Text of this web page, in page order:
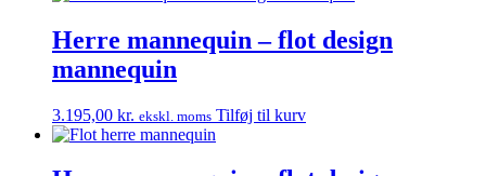
Herre mannequin – flot design
mannequin
3.195,00 kr. ekskl. moms Tilføj til kurv